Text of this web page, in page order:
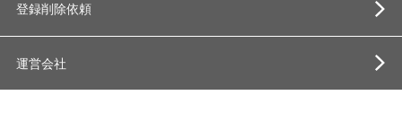
登録削除依頼
運営会社